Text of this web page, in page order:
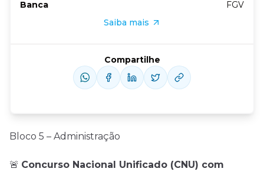
Bloco 5 – Administração
🚨 Concurso Nacional Unificado (CNU) com
Banca
FGV
Saiba mais
Compartilhe